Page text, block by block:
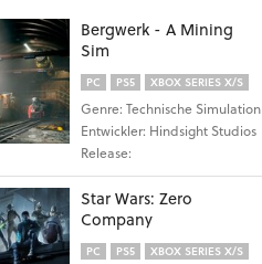
Bergwerk - A Mining
Sim
PC PS5 XBOX SERIES X/S
Genre: Technische Simulation
Entwickler: Hindsight Studios
Release:
Star Wars: Zero
Company
PC PS5 XBOX SERIES X/S